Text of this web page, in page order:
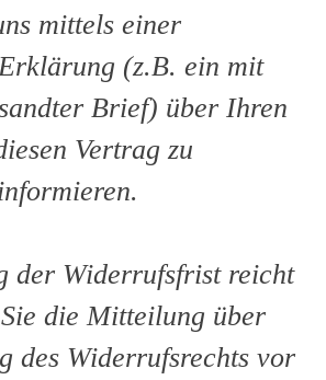
mittels einer
(z.B. ein mit
Brief) über Ihren
Vertrag zu
der Widerrufsfrist reicht
die Mitteilung über
des Widerrufsrechts vor